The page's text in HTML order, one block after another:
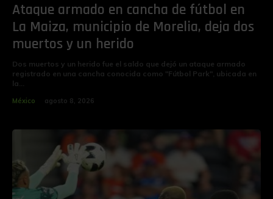
Ataque armado en cancha de fútbol en
La Maiza, municipio de Morelia, deja dos
muertos y un herido
Dos muertos y un herido fue el saldo que dejó un ataque armado
registrado en una cancha conocida como "Fútbol Park", ubicada en
la...
México agosto 8, 2026